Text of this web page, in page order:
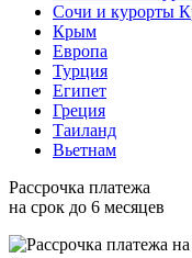
Сочи и курорты
Крым
Европа
Турция
Египет
Греция
Таиланд
Вьетнам
Рассрочка платежа
на срок до 6 месяцев